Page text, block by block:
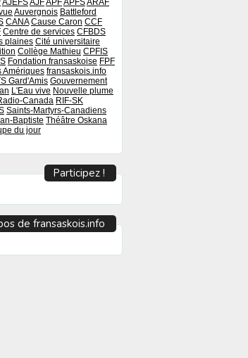
AJEFSAJFAPFAPFSARAF
Auvergnois Battleford
CANA Cause Caron CCF
Centre de services CFBDS
plaines Cité universitaire
Collège Mathieu CPFIS
Fondation fransaskoise FPF
Amériques fransaskois.info
Gard'Amis Gouvernement
L'Eau vive Nouvelle plume
Canada RIF-SK
Saints-Martyrs-Canadiens
Baptiste Théâtre Oskana
du jour
Participez !
de fransaskois.info